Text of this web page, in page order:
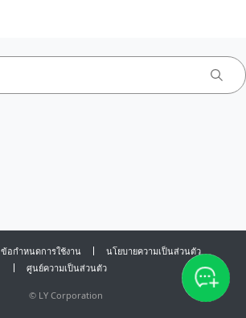
ข้อกำหนดการใช้งาน
นโยบายความเป็นส่วนตัว
ศูนย์ความเป็นส่วนตัว
© LY Corporation